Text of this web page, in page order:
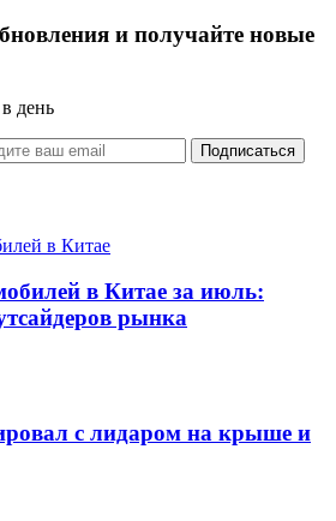
и получайте новые
день
в Китае за июль:
рынка
с лидаром на крыше и